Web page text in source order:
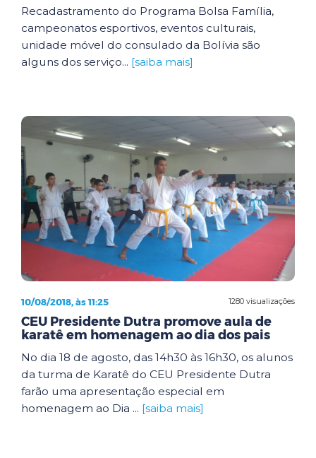
Recadastramento do Programa Bolsa Família,
campeonatos esportivos, eventos culturais,
unidade móvel do consulado da Bolívia são
alguns dos serviço... [saiba mais]
1280 visualizações
10/08/2018, às 11:25
CEU Presidente Dutra promove aula de
karatê em homenagem ao dia dos pais
No dia 18 de agosto, das 14h30 às 16h30, os alunos
da turma de Karatê do CEU Presidente Dutra
farão uma apresentação especial em
homenagem ao Dia ... [saiba mais]